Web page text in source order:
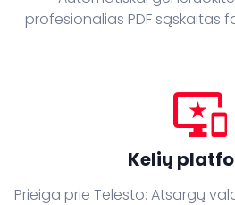
profesionalias PDF sąskaitas
important_devices
Kelių
Prieiga prie Telesto: Atsargų